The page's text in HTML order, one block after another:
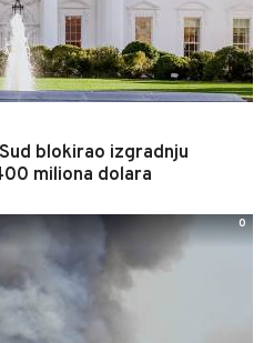
blokirao izgradnju
miliona dolara
0